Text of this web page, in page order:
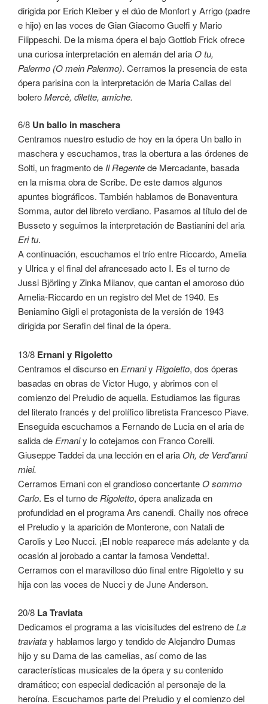
dirigida por Erich Kleiber y el dúo de Monfort y Arrigo (padre
e hijo) en las voces de Gian Giacomo Guelfi y Mario
Filippeschi. De la misma ópera el bajo Gottlob Frick ofrece
una curiosa interpretación en alemán del aria O tu,
Palermo (O mein Palermo). Cerramos la presencia de esta
ópera parisina con la interpretación de Maria Callas del
boleroMercè, dilette, amiche.
6/8 Un ballo in maschera
Centramos nuestro estudio de hoy en la ópera Un ballo in
maschera y escuchamos, tras la obertura a las órdenes de
Solti, un fragmento deIl Regentede Mercadante, basada
en la misma obra de Scribe. De este damos algunos
apuntes biográficos. También hablamos de Bonaventura
Somma, autor del libreto verdiano. Pasamos al título del de
Busseto y seguimos la interpretación de Bastianini del aria
Eri tu.
A continuación, escuchamos el trío entre Riccardo, Amelia
y Ulrica y el final del afrancesado acto I. Es el turno de
Jussi Björling y Zinka Milanov, que cantan el amoroso dúo
Amelia-Riccardo en un registro del Met de 1940. Es
Beniamino Gigli el protagonista de la versión de 1943
dirigida por Serafin del final de la ópera.
13/8 Ernani y Rigoletto
Centramos el discurso enErnaniy Rigoletto, dos óperas
basadas en obras de Victor Hugo, y abrimos con el
comienzo del Preludio de aquella. Estudiamos las figuras
del literato francés y del prolífico libretista Francesco Piave.
Enseguida escuchamos a Fernando de Lucia en el aria de
salida deErnaniy lo cotejamos con Franco Corelli.
Giuseppe Taddei da una lección en el aria Oh, de Verd’anni
miei.
Cerramos Ernani con el grandioso concertante O sommo
Carlo. Es el turno deRigoletto, ópera analizada en
profundidad en el programa Ars canendi. Chailly nos ofrece
el Preludio y la aparición de Monterone, con Natali de
Carolis y Leo Nucci. ¡El noble reaparece más adelante y da
ocasión al jorobado a cantar la famosa Vendetta!.
Cerramos con el maravilloso dúo final entre Rigoletto y su
hija con las voces de Nucci y de June Anderson.
20/8 La Traviata
Dedicamos el programa a las vicisitudes del estreno deLa
traviatay hablamos largo y tendido de Alejandro Dumas
hijo y su Dama de las camelias, así como de las
características musicales de la ópera y su contenido
dramático; con especial dedicación al personaje de la
heroína. Escuchamos parte del Preludio y el comienzo del